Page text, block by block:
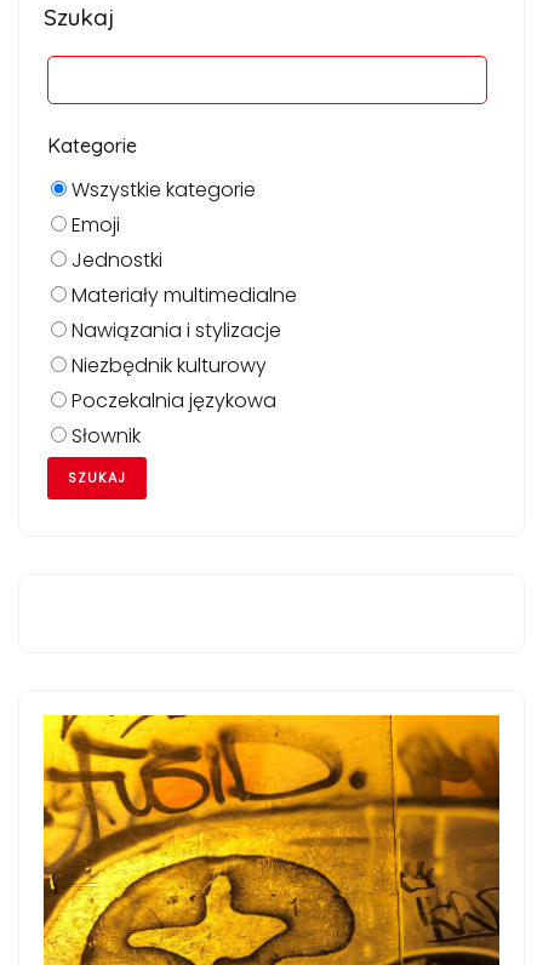
Szukaj
Kategorie
Wszystkie kategorie
Emoji
Jednostki
Materiały multimedialne
Nawiązania i stylizacje
Niezbędnik kulturowy
Poczekalnia językowa
Słownik